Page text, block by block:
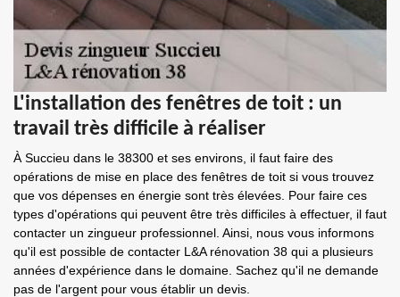
L'installation des fenêtres de toit : un
travail très difficile à réaliser
À Succieu dans le 38300 et ses environs, il faut faire des
opérations de mise en place des fenêtres de toit si vous trouvez
que vos dépenses en énergie sont très élevées. Pour faire ces
types d'opérations qui peuvent être très difficiles à effectuer, il faut
contacter un zingueur professionnel. Ainsi, nous vous informons
qu'il est possible de contacter L&A rénovation 38 qui a plusieurs
années d'expérience dans le domaine. Sachez qu'il ne demande
pas de l'argent pour vous établir un devis.